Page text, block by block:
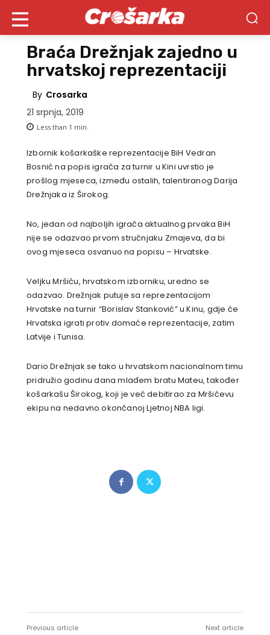
Braća Drežnjak zajedno u
hrvatskoj reprezentaciji
By Crosarka
21 srpnja, 2019
Less than 1 min.
Izbornik košarkaške reprezentacije BiH Vedran
Bosnić na popis igrača za turnir u Kini uvrstio je
prošlog mjeseca, između ostalih, talentiranog Darija
Drežnjaka iz Širokog.
No, jedan od najboljih igrača aktualnog prvaka BiH
nije se odazvao prvom stručnjaku Zmajeva, da bi
ovog mjeseca osvanuo na popisu – Hrvatske.
Veljku Mršiću, hrvatskom izborniku, uredno se
odazvao. Drežnjak putuje sa reprezentacijom
Hrvatske na turnir “Borislav Stanković” u Kinu, gdje će
Hrvatska igrati protiv domaće reprezentacije, zatim
Latvije i Tunisa.
Dario Drežnjak se tako u hrvatskom nacionalnom timu
pridružio godinu dana mlađem bratu Mateu, također
košarkašu Širokog, koji je već debitirao za Mršićevu
ekipu na nedavno okončanoj Ljetnoj NBA ligi.
Previous article Next article